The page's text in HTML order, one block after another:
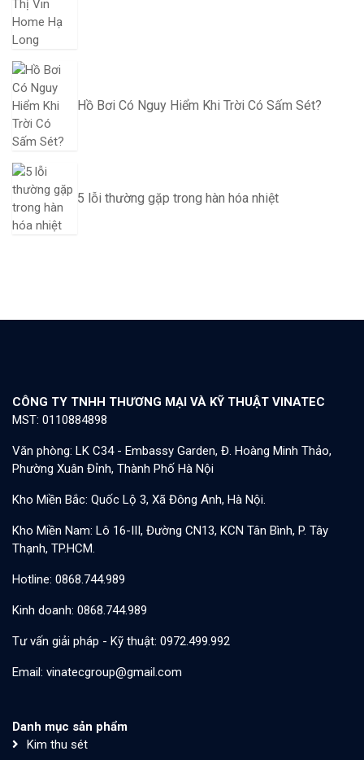
Hồ Bơi Có Nguy Hiểm Khi Trời Có Sấm Sét?
5 lỗi thường gặp trong hàn hóa nhiệt
CÔNG TY TNHH THƯƠNG MẠI VÀ KỸ THUẬT VINATEC
MST: 0110884898
Văn phòng: LK C34 - Embassy Garden, Đ. Hoàng Minh Thảo,
Phường Xuân Đỉnh, Thành Phố Hà Nội
Kho Miền Bắc: Quốc Lộ 3, Xã Đông Anh, Hà Nội.
Kho Miền Nam: Lô 16-III, Đường CN13, KCN Tân Bình, P. Tây
Thạnh, TP.HCM.
Hotline: 0868.744.989
Kinh doanh: 0868.744.989
Tư vấn giải pháp - Kỹ thuật: 0972.499.992
Email: vinatecgroup@gmail.com
Danh mục sản phẩm
Kim thu sét